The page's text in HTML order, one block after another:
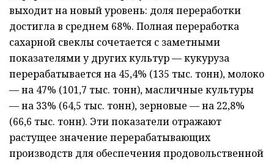
выходит на новый уровень: доля переработки
достигла в среднем 68%. Полная переработка
сахарной свеклы сочетается с заметными
показателями у других культур — кукуруза
перерабатывается на 45,4% (135 тыс. тонн), молоко
— на 47% (101,7 тыс. тонн), масличные культуры
— на 33% (64,5 тыс. тонн), зерновые — на 22,8%
(66,6 тыс. тонн). Эти показатели отражают
растущее значение перерабатывающих
производств для обеспечения продовольственной